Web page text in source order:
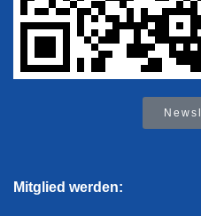
Mitglied werden: